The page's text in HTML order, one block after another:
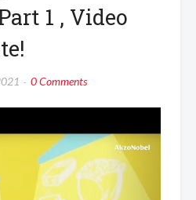
1 , Video
0 Comments